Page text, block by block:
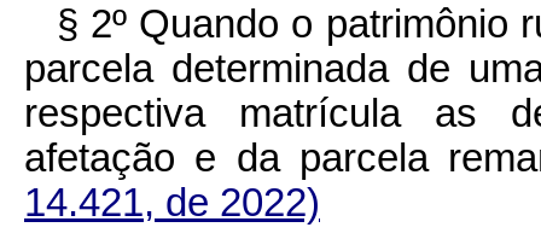
§ 2º Quando o patrimônio
parcela determinada de
respectiva matrícula as
afetação e da parcela
14.421, de 2022)